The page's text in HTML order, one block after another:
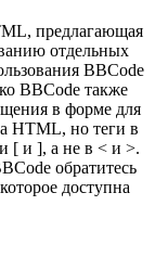
предлагающая
отдельных
BBCode
BBCode также
в форме для
HTML, но теги в
[ и ], а не в < и >.
обратитесь
доступна